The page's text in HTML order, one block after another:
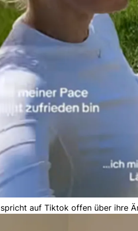
auf Tiktok offen über ihre